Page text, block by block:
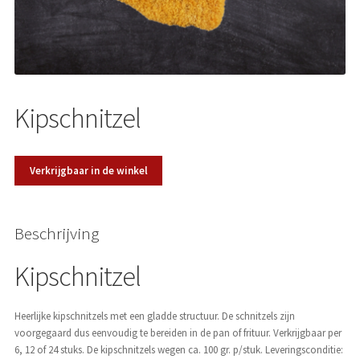
Kipschnitzel
Verkrijgbaar in de winkel
Beschrijving
Kipschnitzel
Heerlijke kipschnitzels met een gladde structuur. De schnitzels zijn
voorgegaard dus eenvoudig te bereiden in de pan of frituur. Verkrijgbaar per
6, 12 of 24 stuks. De kipschnitzels wegen ca. 100 gr. p/stuk. Leveringsconditie: